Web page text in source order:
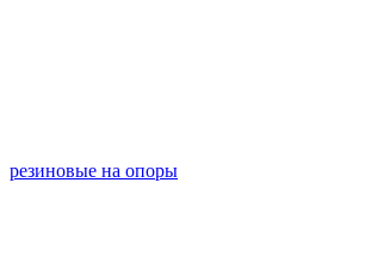
резиновые на опоры